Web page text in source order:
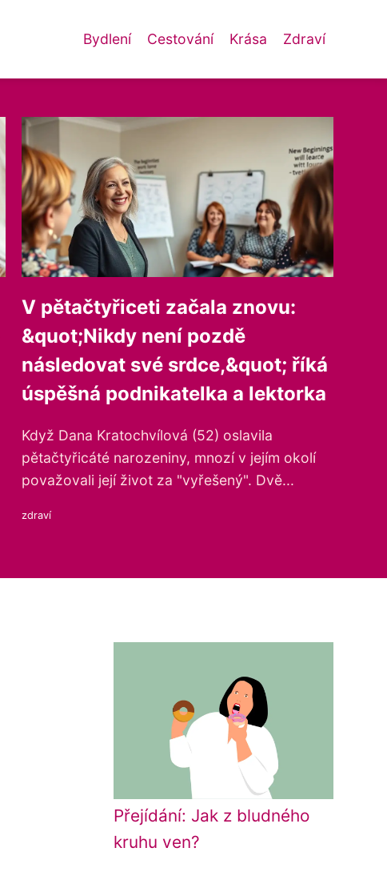
Bydlení Cestování Krása Zdraví
V pětačtyřiceti začala znovu:
&quot;Nikdy není pozdě
následovat své srdce,&quot; říká
úspěšná podnikatelka a lektorka
Když Dana Kratochvílová (52) oslavila
pětačtyřicáté narozeniny, mnozí v jejím okolí
považovali její život za "vyřešený". Dvě...
zdraví
Přejídání: Jak z bludného
kruhu ven?